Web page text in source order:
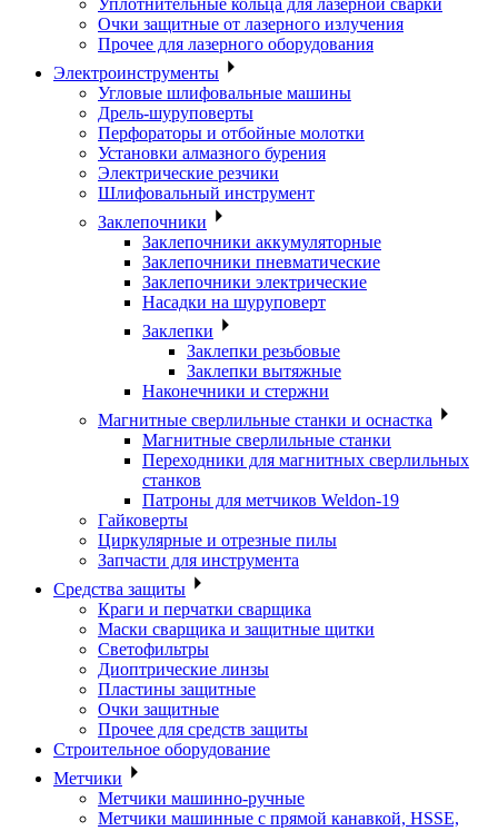
Уплотнительные кольца для лазерной сварки
Очки защитные от лазерного излучения
Прочее для лазерного оборудования
Электроинструменты
Угловые шлифовальные машины
Дрель-шуруповерты
Перфораторы и отбойные молотки
Установки алмазного бурения
Электрические резчики
Шлифовальный инструмент
Заклепочники
Заклепочники аккумуляторные
Заклепочники пневматические
Заклепочники электрические
Насадки на шуруповерт
Заклепки
Заклепки резьбовые
Заклепки вытяжные
Наконечники и стержни
Магнитные сверлильные станки и оснастка
Магнитные сверлильные станки
Переходники для магнитных сверлильных
станков
Патроны для метчиков Weldon-19
Гайковерты
Циркулярные и отрезные пилы
Запчасти для инструмента
Средства защиты
Краги и перчатки сварщика
Маски сварщика и защитные щитки
Светофильтры
Диоптрические линзы
Пластины защитные
Очки защитные
Прочее для средств защиты
Строительное оборудование
Метчики
Метчики машинно-ручные
Метчики машинные с прямой канавкой, HSSE,